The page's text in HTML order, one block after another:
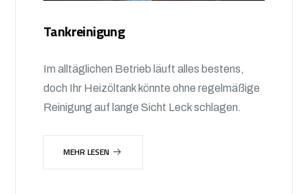
Tankreinigung
Im alltäglichen Betrieb läuft alles bestens,
doch Ihr Heizöltank könnte ohne regelmäßige
Reinigung auf lange Sicht Leck schlagen.
MEHR LESEN